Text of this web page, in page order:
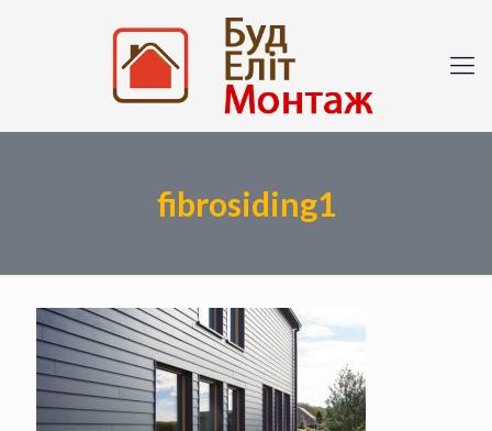
fibrosiding1